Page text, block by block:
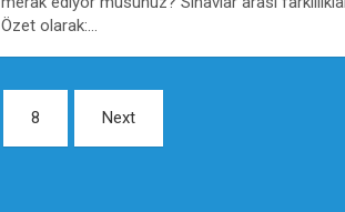
Özet olarak:…
8 Next